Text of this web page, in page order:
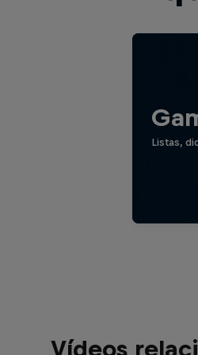
Listas,
Vídeos